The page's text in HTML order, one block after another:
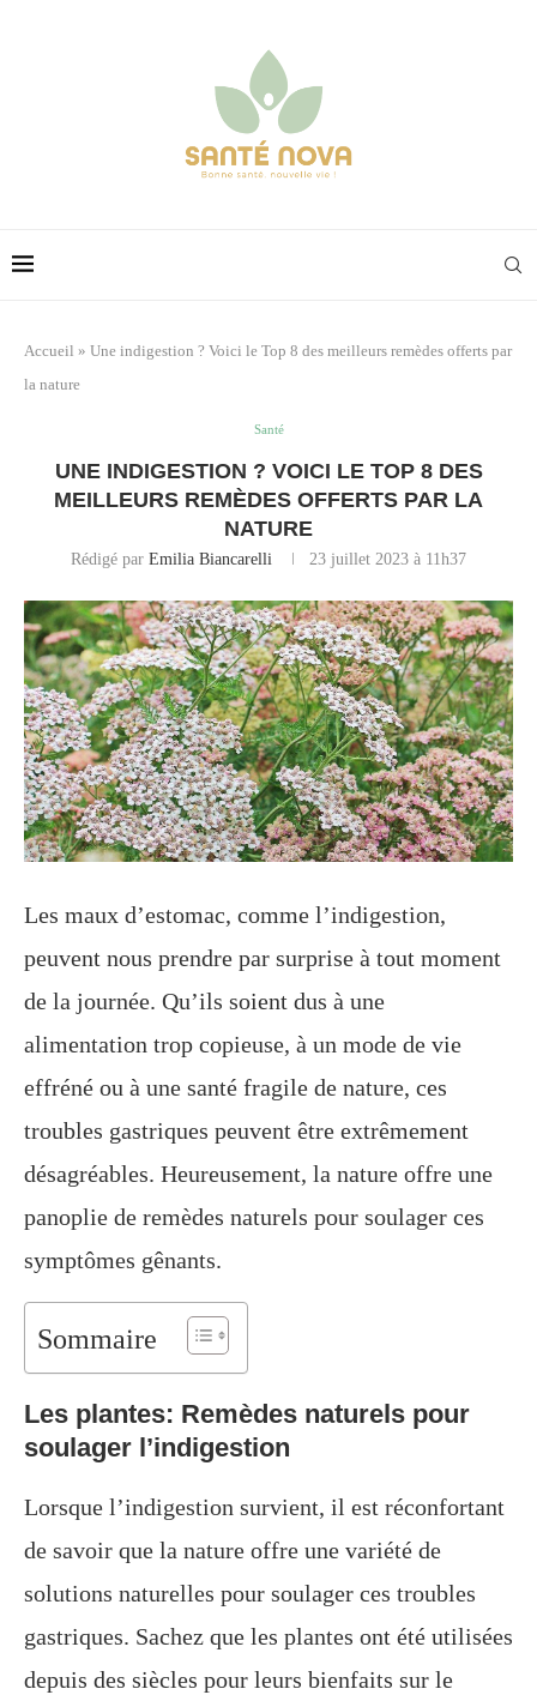
Accueil » Une indigestion ? Voici le Top 8 des meilleurs remèdes offerts par
la nature
Santé
UNE INDIGESTION ? VOICI LE TOP 8 DES
MEILLEURS REMÈDES OFFERTS PAR LA
NATURE
Rédigé par Emilia Biancarelli 23 juillet 2023 à 11h37
Les maux d’estomac, comme l’indigestion,
peuvent nous prendre par surprise à tout moment
de la journée. Qu’ils soient dus à une
alimentation trop copieuse, à un mode de vie
effréné ou à une santé fragile de nature, ces
troubles gastriques peuvent être extrêmement
désagréables. Heureusement, la nature offre une
panoplie de remèdes naturels pour soulager ces
symptômes gênants.
Sommaire
Les plantes: Remèdes naturels pour
soulager l’indigestion
Lorsque l’indigestion survient, il est réconfortant
de savoir que la nature offre une variété de
solutions naturelles pour soulager ces troubles
gastriques. Sachez que les plantes ont été utilisées
depuis des siècles pour leurs bienfaits sur le